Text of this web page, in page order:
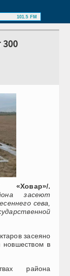
101.5 FM
.
засеют
сева,
засеяно
новшеством в
района